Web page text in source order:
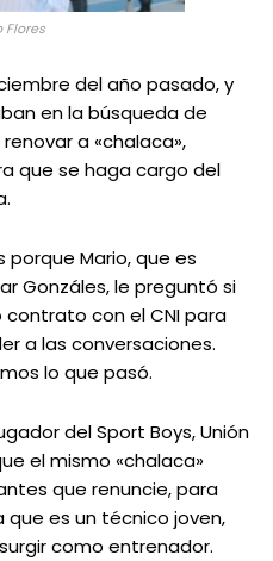
Flores
del año pasado, y
en la búsqueda de
a «chalaca»,
que se haga cargo del
porque Mario, que es
Gonzáles, le preguntó si
con el CNI para
a las conversaciones.
lo que pasó.
del Sport Boys, Unión
el mismo «chalaca»
que renuncie, para
es un técnico joven,
como entrenador.